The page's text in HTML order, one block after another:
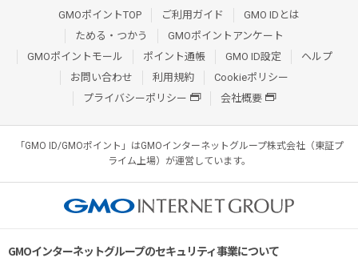
GMOポイントTOP ご利用ガイド
GMO IDとは
ためる・つかう
GMOポイントアンケート
GMOポイントモール
ポイント通帳 GMO ID設定
ヘルプ
お問い合わせ
利用規約
Cookieポリシー
プライバシーポリシー
会社概要
「GMO ID/GMOポイント」はGMOインターネットグループ株式会社（東証プ
ライム上場）が運営しています。
GMOインターネットグループのセキュリティ事業について